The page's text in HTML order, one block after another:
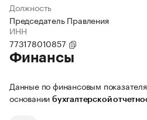
Должность
Председатель Правления
ИНН
773178010857
Финансы
Данные по финансовым
основании бухгалтерской